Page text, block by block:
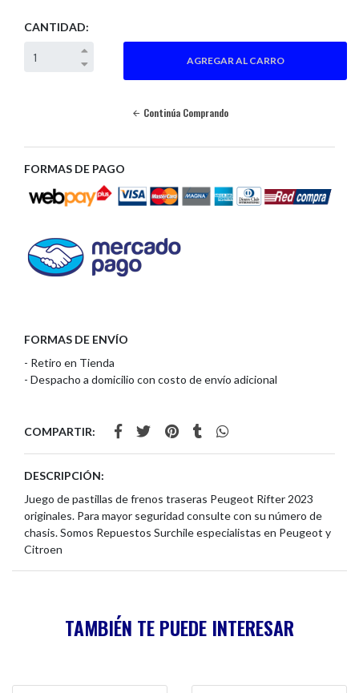
CANTIDAD:
Continúa Comprando
FORMAS DE PAGO
FORMAS DE ENVÍO
- Retiro en Tienda
- Despacho a domicilio con costo de envío adicional
COMPARTIR:
DESCRIPCIÓN:
Juego de pastillas de frenos traseras Peugeot Rifter 2023
originales. Para mayor seguridad consulte con su número de
chasis. Somos Repuestos Surchile especialistas en Peugeot y
Citroen
TAMBIÉN TE PUEDE INTERESAR